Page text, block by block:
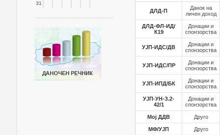
31
ДЛД-П
Данок на
личен доход
ДЛД-ФЛ-ИД/
К19
Донации и
спонзорства
УЈП-ИДС/ДВ
Донации и
спонзорства
УЈП-ИДС/ПР
Донации и
спонзорства
УЈП-ИПД/БК
Донации и
спонзорства
УЈП-УН-З.2-
42/1
Донации и
спонзорства
Мој ДДВ Друго
МФ/УЈП Друго